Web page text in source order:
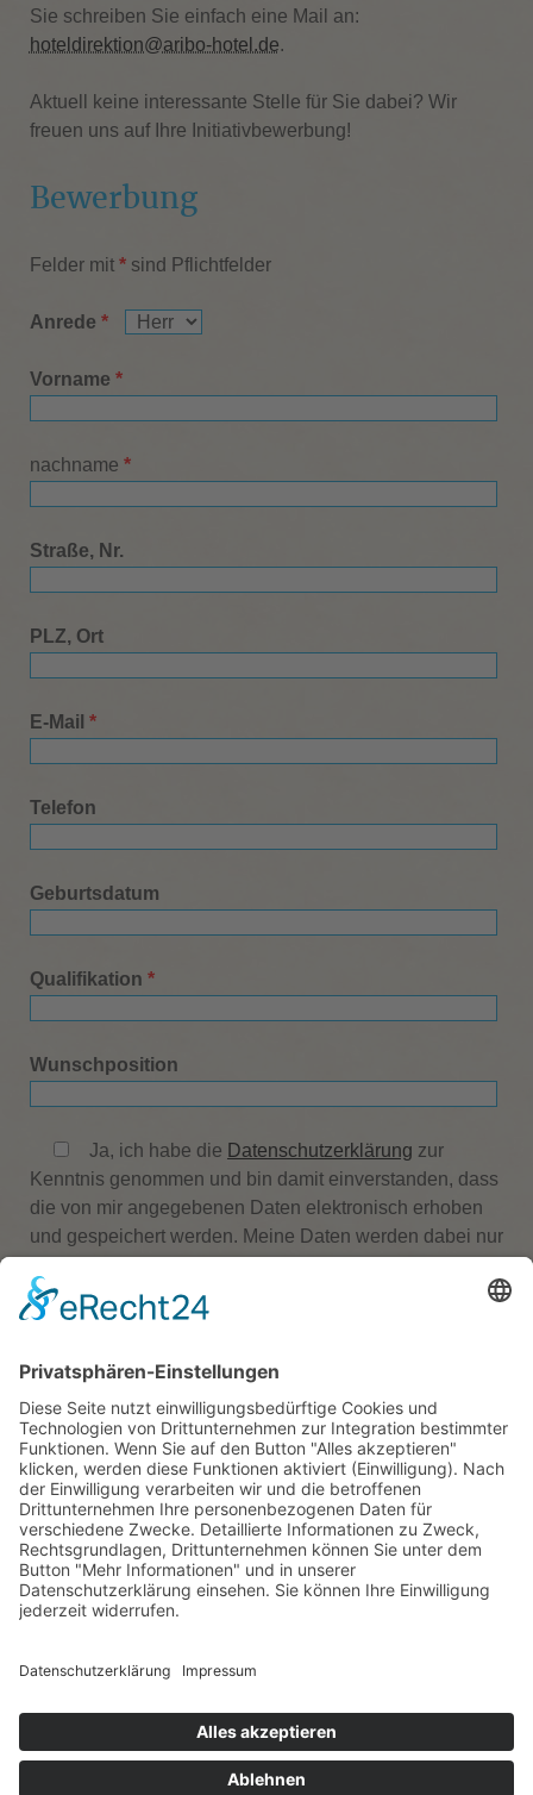
Sie schreiben Sie einfach eine Mail an:
hoteldirektion@aribo-hotel.de.
Aktuell keine interessante Stelle für Sie dabei? Wir
freuen uns auf Ihre Initiativbewerbung!
Bewerbung
Felder mit *sind Pflichtfelder
Anrede *
Vorname *
nachname *
Straße, Nr.
PLZ, Ort
E-Mail *
Telefon
Geburtsdatum
Qualifikation *
Wunschposition
Ja, ich habe die Datenschutzerklärung zur
Kenntnis genommen und bin damit einverstanden, dass
die von mir angegebenen Daten elektronisch erhoben
und gespeichert werden. Meine Daten werden dabei nur
Beantwortung meiner Anfrage genutzt.
Bewerbung AGB Impressum Datenschutz
Sitemap
Barrierefreiheitserklärung